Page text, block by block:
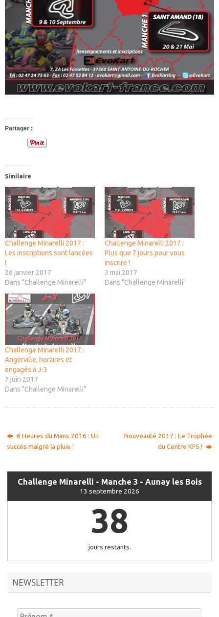
Partager :
Similaire
Challenge Minarelli 2017 :
Les inscriptions sont lancées
!
26 janvier 2017
Dans "Challenge Minarelli"
Challenge Minarelli 2017 :
Plus que 7 jours pour vous
inscrire !
3 mai 2017
Dans "Challenge Minarelli"
Challenge Minarelli 2017 :
Angerville, horaires et
engagés à J-3
7 juin 2017
Dans "Challenge Minarelli"
6 Heures du Mans 2016 : Un
succès malgré la pluie !
Nouveauté 2017 : Le Trophée
du Centre KFS !
Challenge Minarelli - Manche 3 - Aunay les Bois
13 septembre 2026
38
jours restants.
NEWSLETTER